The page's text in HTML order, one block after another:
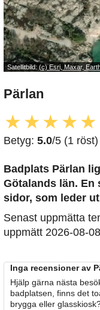
Satellitbild:(c) Esri, Maxar,
Pärlan
★ ★★ ★★
Betyg: 5.0/5 (1 röst)
Badplats Pärlan
Götalands län. En
sidor, som leder
Senast uppmätta
uppmätt 2026-08-
Inga recensioner av
Hjälp gärna nästa
badplatsen, finns det
brygga eller